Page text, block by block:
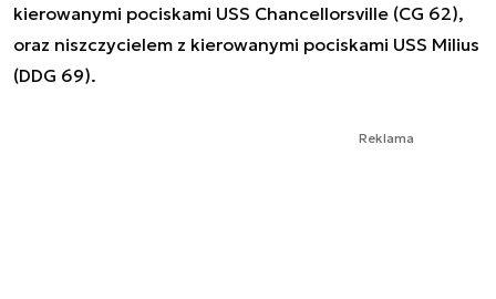
kierowanymi pociskami USS Chancellorsville (CG 62),
oraz niszczycielem z kierowanymi pociskami USS Milius
(DDG 69).
Reklama